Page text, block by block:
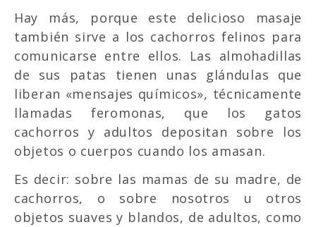
Hay más, porque este delicioso masaje
también sirve a los cachorros felinos para
comunicarse entre ellos. Las almohadillas
de sus patas tienen unas glándulas que
liberan «mensajes químicos», técnicamente
llamadas feromonas, que los gatos
cachorros y adultos depositan sobre los
objetos o cuerpos cuando los amasan.
Es decir: sobre las mamas de su madre, de
cachorros, o sobre nosotros u otros
objetos suaves y blandos, de adultos, como